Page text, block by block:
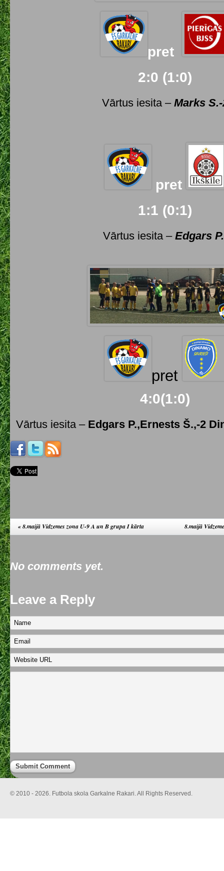
pret
2:0 (1:0)
Vārtus iesita – Marks
pret
1:1 (0:1)
Vārtus iesita –Edgars
pret
4:0(1:0)
Vārtus iesita – Edgars P.,Ernests Š.,-2
«8.maijā Vidzemes zona U-9 A un B grupa I kārta 8.maijā
No comments yet.
Leave a Reply
© 2010 - 2026. Futbola skola Garkalne Rakari. All Rights Reserved.